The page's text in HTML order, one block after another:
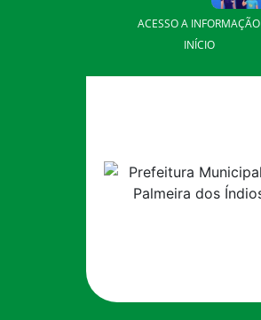
ACESSO A INFORMAÇÃO
INÍCIO